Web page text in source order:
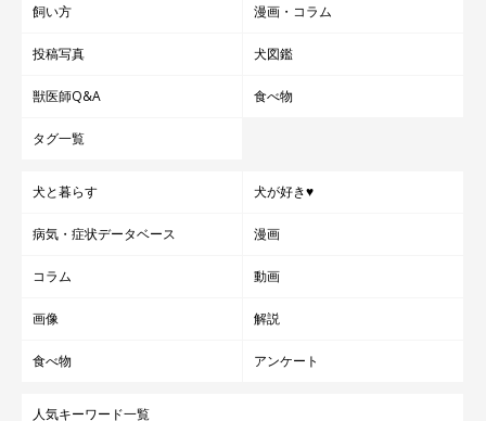
飼い方 漫画・コラム
投稿写真 犬図鑑
獣医師Q&A 食べ物
タグ一覧
犬と暮らす 犬が好き♥
病気・症状データベース 漫画
コラム 動画
画像 解説
食べ物 アンケート
人気キーワード一覧